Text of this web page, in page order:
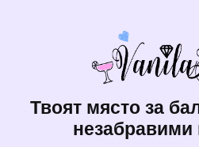
Твоят място за